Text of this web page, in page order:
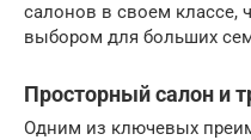
салонов в своем классе,
выбором для больших
Просторный салон и
Одним из ключевых